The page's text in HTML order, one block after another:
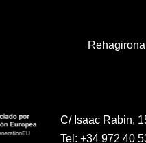
Rehagirona
C/ Isaac Rabin,
Tel: +34 972 40